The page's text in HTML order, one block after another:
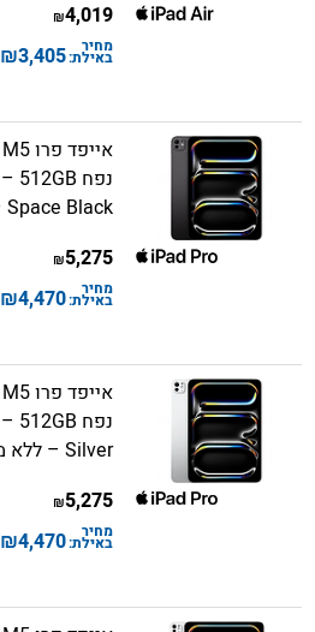
4,019
₪
מחיר
באילת:3,405
₪
Space Black – ללא מטען
5,275
₪
מחיר
באילת:4,470
₪
Silver – ללא מטען
5,275
₪
מחיר
באילת:4,470
₪